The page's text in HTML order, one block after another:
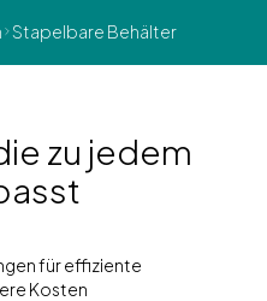
Stapelbare Behälter
zu jedem
für effiziente
Kosten